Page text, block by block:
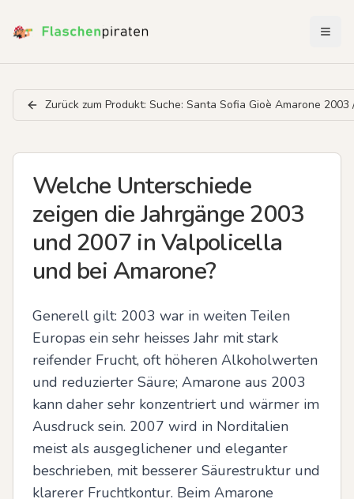
Zurück zum Produkt: Suche: Santa Sofia Gioè Amarone 2003
Welche Unterschiede
zeigen die Jahrgänge 2003
und 2007 in Valpolicella
und bei Amarone?
Generell gilt: 2003 war in weiten Teilen
Europas ein sehr heisses Jahr mit stark
reifender Frucht, oft höheren Alkoholwerten
und reduzierter Säure; Amarone aus 2003
kann daher sehr konzentriert und wärmer im
Ausdruck sein. 2007 wird in Norditalien
meist als ausgeglichener und eleganter
beschrieben, mit besserer Säurestruktur und
klarerer Fruchtkontur. Beim Amarone